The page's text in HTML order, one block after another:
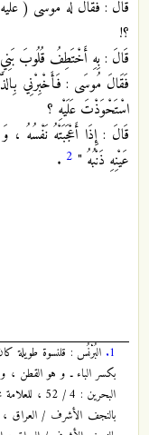
قَالَ : فَقَالَ لَهُ مُوسَى (
؟!
قَالَ : بِهِ أَخْتَطِفُ قُلُوبَ
فَقَالَ مُوسَى : فَأَخْبِرْنِي
اسْتَحْوَذْتَ عَلَيْهِ ؟
قَالَ : إِذَا أَعْجَبَتْهُ نَفْسُهُ
عَيْنِهِ ذَنْبُهُ " 2
.
1. البُرْنُس : قلنسوة طويلة
بكسر الباء ـ و هو القطن ،